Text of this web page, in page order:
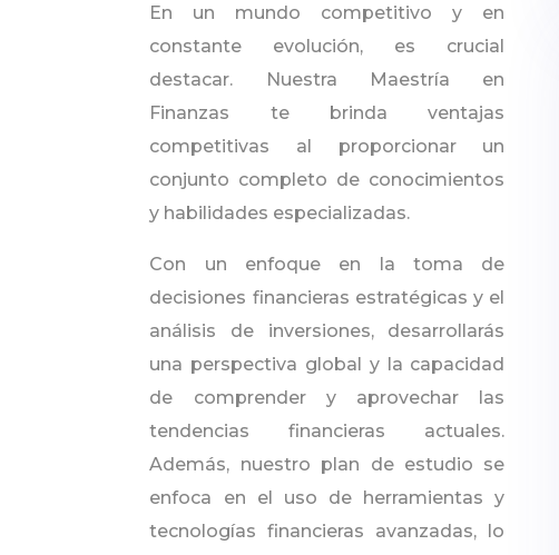
En un mundo competitivo y en
constante evolución, es crucial
destacar. Nuestra Maestría en
Finanzas te brinda ventajas
competitivas al proporcionar un
conjunto completo de conocimientos
y habilidades especializadas.
Con un enfoque en la toma de
decisiones financieras estratégicas y el
análisis de inversiones, desarrollarás
una perspectiva global y la capacidad
de comprender y aprovechar las
tendencias financieras actuales.
Además, nuestro plan de estudio se
enfoca en el uso de herramientas y
tecnologías financieras avanzadas, lo